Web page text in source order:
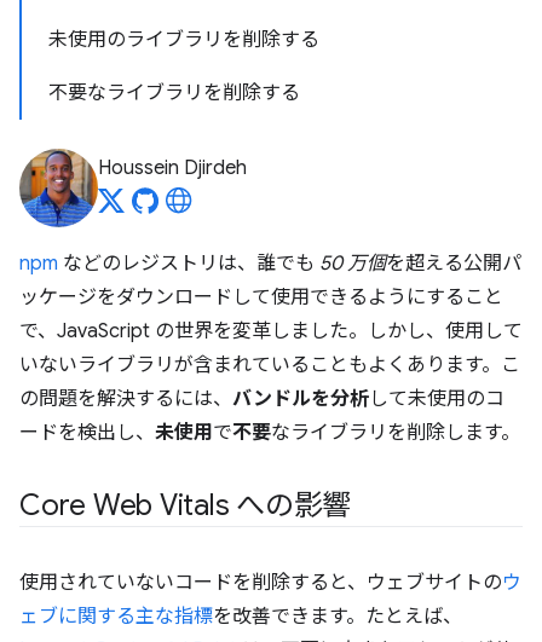
未使用のライブラリを削除する
不要なライブラリを削除する
Houssein Djirdeh
npm などのレジストリは、誰でも 50 万個を超える公開パ
ッケージをダウンロードして使用できるようにすること
で、JavaScript の世界を変革しました。しかし、使用して
いないライブラリが含まれていることもよくあります。こ
の問題を解決するには、 バンドルを分析して未使用のコ
ードを検出し、 未使用で不要なライブラリを削除します。
Core Web Vitals への影響
使用されていないコードを削除すると、ウェブサイトのウ
ェブに関する主な指標を改善できます。たとえば、